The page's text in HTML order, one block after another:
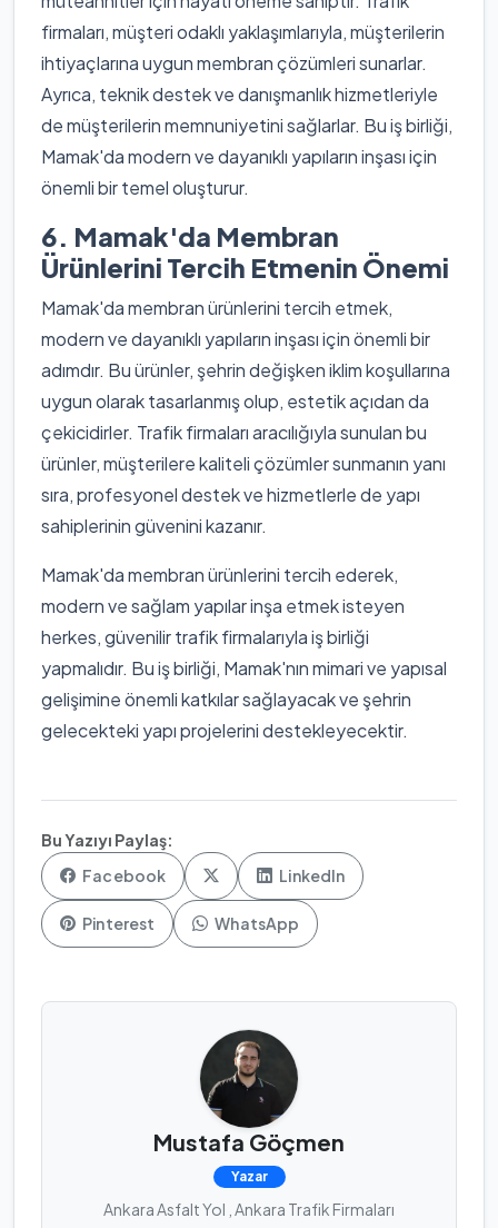
firmaları, müşteri odaklı yaklaşımlarıyla, müşterilerin
ihtiyaçlarına uygun membran çözümleri sunarlar.
Ayrıca, teknik destek ve danışmanlık hizmetleriyle
de müşterilerin memnuniyetini sağlarlar. Bu iş birliği,
Mamak'da modern ve dayanıklı yapıların inşası için
önemli bir temel oluşturur.
6. Mamak'da Membran
Ürünlerini Tercih Etmenin Önemi
Mamak'da membran ürünlerini tercih etmek,
modern ve dayanıklı yapıların inşası için önemli bir
adımdır. Bu ürünler, şehrin değişken iklim koşullarına
uygun olarak tasarlanmış olup, estetik açıdan da
çekicidirler. Trafik firmaları aracılığıyla sunulan bu
ürünler, müşterilere kaliteli çözümler sunmanın yanı
sıra, profesyonel destek ve hizmetlerle de yapı
sahiplerinin güvenini kazanır.
Mamak'da membran ürünlerini tercih ederek,
modern ve sağlam yapılar inşa etmek isteyen
herkes, güvenilir trafik firmalarıyla iş birliği
yapmalıdır. Bu iş birliği, Mamak'nın mimari ve yapısal
gelişimine önemli katkılar sağlayacak ve şehrin
gelecekteki yapı projelerini destekleyecektir.
Bu Yazıyı Paylaş:
Facebook
LinkedIn
Pinterest WhatsApp
Mustafa Göçmen
Yazar
Ankara Asfalt Yol , Ankara Trafik Firmaları